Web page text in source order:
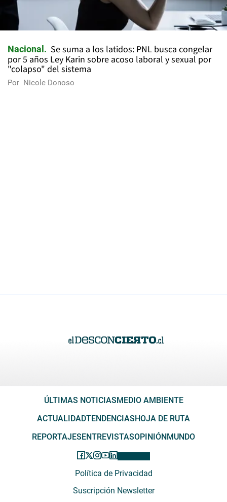
Nacional
Se suma a los latidos: PNL busca congelar
por 5 años Ley Karin sobre acoso laboral y sexual por
"colapso" del sistema
Por Nicole Donoso
ÚLTIMAS NOTICIAS MEDIO AMBIENTE
ACTUALIDADTENDENCIAS HOJA DE RUTA
REPORTAJES ENTREVISTASOPINIÓN MUNDO
Política de Privacidad
Suscripción Newsletter